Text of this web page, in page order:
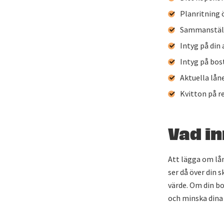
Planritning
Intyg på din
Intyg på
Aktuella
Kvitton på
Vad
Att lägga om
ser då över din
värde. Om din
och minska